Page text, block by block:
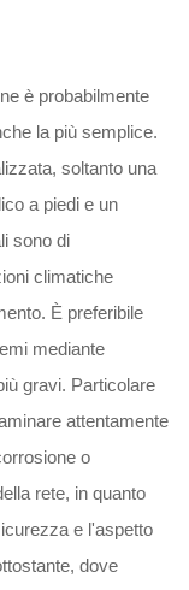
è probabilmente
la più semplice.
soltanto una
a piedi e un
sono di
climatiche
È preferibile
mediante
gravi. Particolare
attentamente
o
rete, in quanto
e l'aspetto
dove